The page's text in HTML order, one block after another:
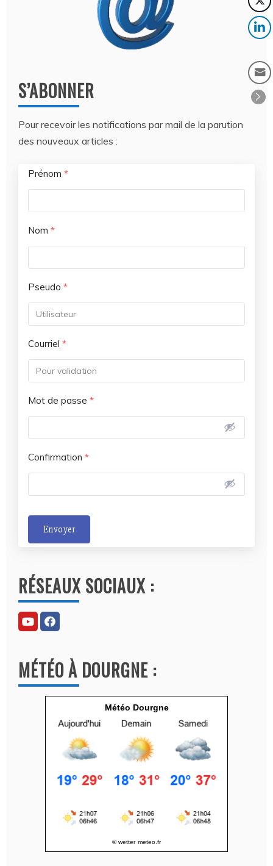
S’ABONNER
Pour recevoir les notifications par mail de la parution
des nouveaux articles :
Prénom *
Nom *
Pseudo *
Courriel *
Mot de passe *
Confirmation *
Envoyer
t
e
r
n
t
i
RÉSEAUX SOCIAUX :
MÉTÉO À DOURGNE :
Météo Dourgne
© wetter meteo.fr